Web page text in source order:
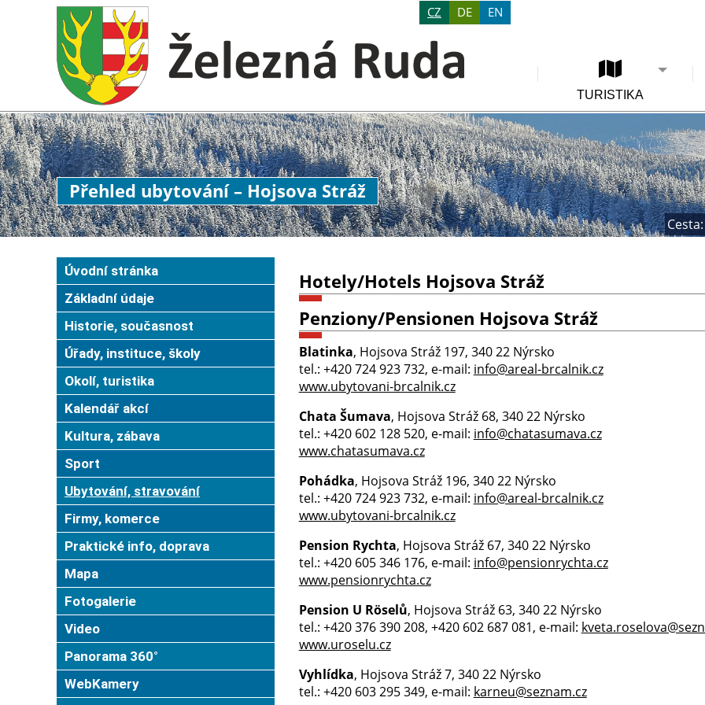
CZ DE EN
TURISTIKA
Přehled ubytování – Hojsova Stráž
Cesta:
Úvodní stránka
Základní údaje
Historie, současnost
Úřady, instituce, školy
Okolí, turistika
Kalendář akcí
Kultura, zábava
Sport
Ubytování, stravování
Firmy, komerce
Praktické info, doprava
Mapa
Fotogalerie
Video
Panorama 360°
WebKamery
Hotely/Hotels Hojsova Stráž
Penziony/Pensionen Hojsova Stráž
Blatinka, Hojsova Stráž 197, 340 22 Nýrsko
tel.: +420 724 923 732, e-mail: info@areal-brcalnik.cz
www.ubytovani-brcalnik.cz
Chata Šumava, Hojsova Stráž 68, 340 22 Nýrsko
tel.: +420 602 128 520, e-mail: info@chatasumava.cz
www.chatasumava.cz
Pohádka, Hojsova Stráž 196, 340 22 Nýrsko
tel.: +420 724 923 732, e-mail: info@areal-brcalnik.cz
www.ubytovani-brcalnik.cz
Pension Rychta, Hojsova Stráž 67, 340 22 Nýrsko
tel.: +420 605 346 176, e-mail: info@pensionrychta.cz
www.pensionrychta.cz
Pension U Röselů, Hojsova Stráž 63, 340 22 Nýrsko
tel.: +420 376 390 208, +420 602 687 081, e-mail:
www.uroselu.cz
Vyhlídka, Hojsova Stráž 7, 340 22 Nýrsko
tel.: +420 603 295 349, e-mail: karneu@seznam.cz